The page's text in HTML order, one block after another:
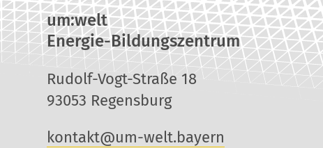
um:welt
Energie-Bildungszentrum
Rudolf-Vogt-Straße 18
93053 Regensburg
kontakt@um-welt.bayern